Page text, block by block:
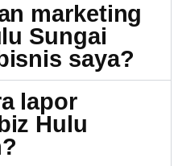
marketing
Sungai
saya?
lapor
Hulu